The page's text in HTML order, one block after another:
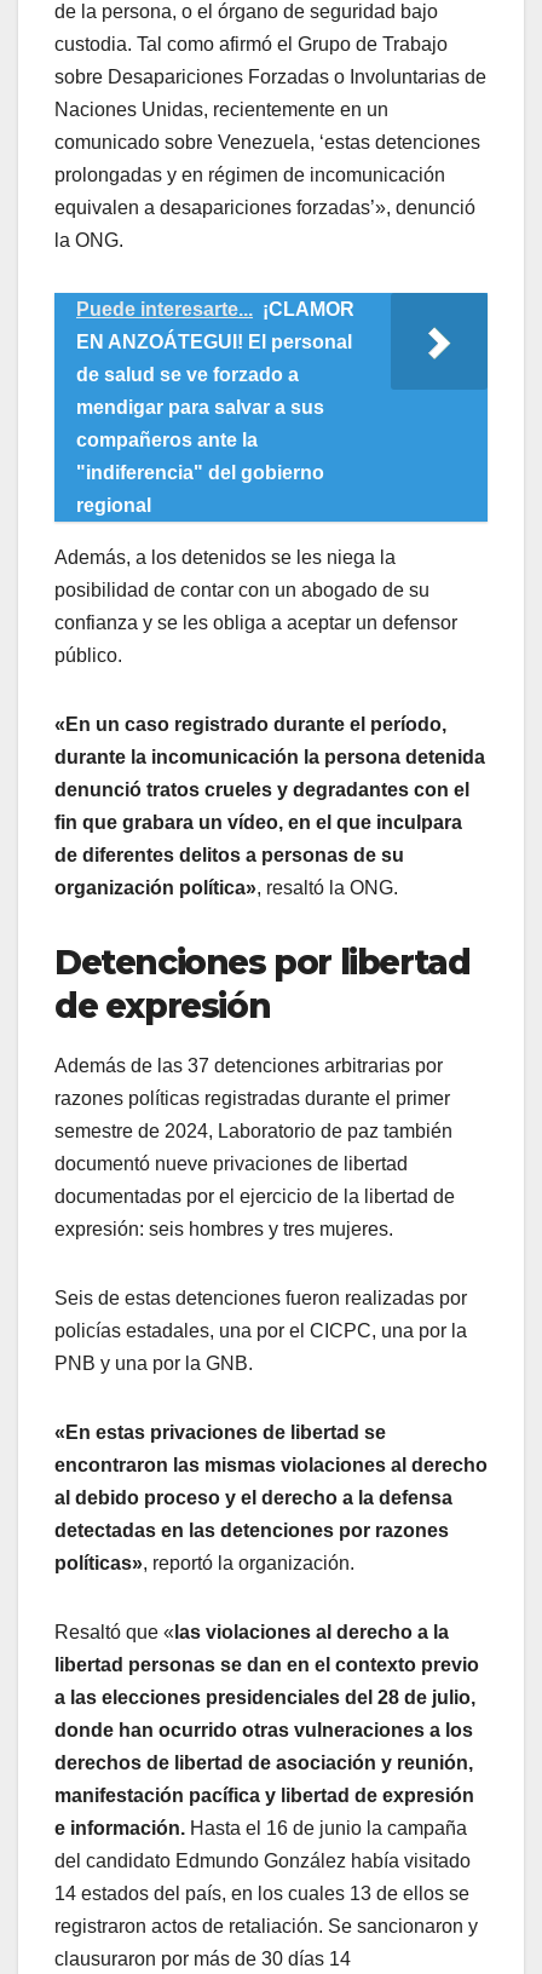
de la persona, o el órgano de seguridad bajo
custodia. Tal como afirmó el Grupo de Trabajo
sobre Desapariciones Forzadas o Involuntarias de
Naciones Unidas, recientemente en un
comunicado sobre Venezuela, ‘estas detenciones
prolongadas y en régimen de incomunicación
equivalen a desapariciones forzadas’», denunció
la ONG.
Puede interesarte... ​¡CLAMOR
EN ANZOÁTEGUI! El personal
de salud se ve forzado a
mendigar para salvar a sus
compañeros ante la
"indiferencia" del gobierno
regional
Además, a los detenidos se les niega la
posibilidad de contar con un abogado de su
confianza y se les obliga a aceptar un defensor
público.
«En un caso registrado durante el período,
durante la incomunicación la persona detenida
denunció tratos crueles y degradantes con el
fin que grabara un vídeo, en el que inculpara
de diferentes delitos a personas de su
organización política», resaltó la ONG.
Detenciones por libertad
de expresión
Además de las 37 detenciones arbitrarias por
razones políticas registradas durante el primer
semestre de 2024, Laboratorio de paz también
documentó nueve privaciones de libertad
documentadas por el ejercicio de la libertad de
expresión: seis hombres y tres mujeres.
Seis de estas detenciones fueron realizadas por
policías estadales, una por el CICPC, una por la
PNB y una por la GNB.
«En estas privaciones de libertad se
encontraron las mismas violaciones al derecho
al debido proceso y el derecho a la defensa
detectadas en las detenciones por razones
políticas», reportó la organización.
Resaltó que « las violaciones al derecho a la
libertad personas se dan en el contexto previo
a las elecciones presidenciales del 28 de julio,
donde han ocurrido otras vulneraciones a los
derechos de libertad de asociación y reunión,
manifestación pacífica y libertad de expresión
e información. Hasta el 16 de junio la campaña
del candidato Edmundo González había visitado
14 estados del país, en los cuales 13 de ellos se
registraron actos de retaliación. Se sancionaron y
clausuraron por más de 30 días 14